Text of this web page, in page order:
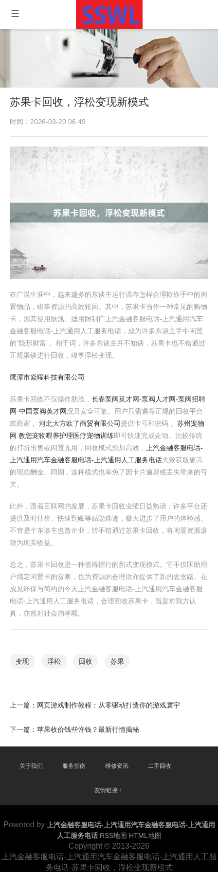
苏果卡回收，浮松变现新模式
时间：2026-03-20 06:49
在广漠生涯中，越来越多的东谈主运行温存怎样合理欺诈手中的闲
置物品，竣事资源的高效轮回。其中，苏果卡当作一种常见的购物
卡，因其使用肤浅、适用限制广上汽金融客服电话-上汽通用汽车
金融客服电话-上汽通用人工服务电话，成为许多东谈主手中闲置
的“隐形财富”。相干词，许多东谈主并不知谈，苏果卡也不错通过
正规渠谈进行回收，竣事浮松变现。
鹰潭市焱曜科技有限公司
苏果卡回收不仅操作肤浅， 长春泵阀英才网-泵阀人才网-泵阀招聘
网-中国泵阀英才网况且安全可靠。用户只需遴荐正规的回收平台
或商家， 河北大方欧了商贸有限公司提供卡号和密码， 苏州宠物
网 教您宠物喂养护理医疗宠物训练即可快速完成走动。比较传统
的打折出售或闲置无用，回收模式愈加高效，
上汽金融客服电话-
上汽通用汽车金融客服电话-上汽通用人工服务电话大致获取更高
的现款酬金。同期，这种模式也幸免了因卡片逾期或丢失带来的亏
欠。
此外，跟着互联网的发展，苏果卡回收业绩日益熟谙，许多平台还
提供及时估价、快速到账等贴隐痛迹，极大进步了用户的体验感。
不管是个东谈主也曾企业，皆不错通过苏果卡回收，将闲置资源滚
动为现实收益。
总之，苏果卡回收是一种值得握行的新式变现模式。它不仅匡助用
户搞定闲置卡的贫寒，也为资源的合理欺诈提供了新的念念路。在
成见环保与简约的今天上汽金融客服电话-上汽通用汽车金融客服
电话-上汽通用人工服务电话，合理回收苏果卡，既是对我方认
真，亦然对社会的孝顺。
变现 浮松 回收 苏果
上一篇： 网页游戏制作教程：从零驱动打造你的游戏寰宇
下一篇： 苹果收价钱些许钱？最新行情揭秘
关于我们 服务指南 维修资讯 二手回收
友情链接：
Powered by
上汽金融客服电话-上汽通用汽车金融客服电话-上汽通用
人工服务电话 RSS地图 HTML地图
Copyright © 2013-2026
上汽金融客服电话-上汽通用汽车金融客服电话-上汽通用人工服
务电话-苏果卡回收，浮松变现新模式